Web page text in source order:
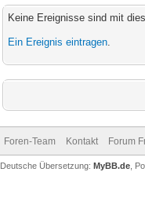
Keine Ereignisse sind mit
Ein Ereignis eintragen.
Foren-Team Kontakt Forum
Deutsche Übersetzung: MyBB.de,